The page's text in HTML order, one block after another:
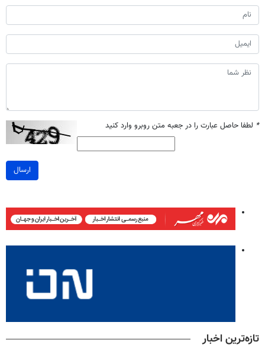
* لطفا حاصل عبارت را در جعبه متن روبرو وارد کنید
ارسال
تازه‌ترین اخبار